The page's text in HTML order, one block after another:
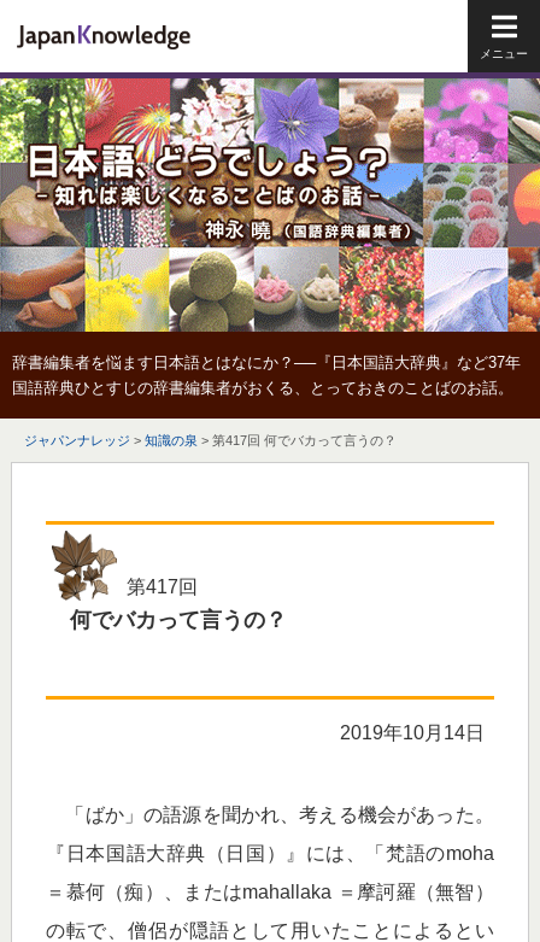
辞書編集者を悩ます日本語とはなにか？──『日本国語大辞典』など37年
国語辞典ひとすじの辞書編集者がおくる、とっておきのことばのお話。
ジャパンナレッジ > 知識の泉 > 第417回 何でバカって言うの？
第417回
何でバカって言うの？
2019年10月14日
「ばか」の語源を聞かれ、考える機会があった。
『日本国語大辞典（日国）』には、「梵語のmoha
＝慕何（痴）、またはmahallaka ＝摩訶羅（無智）
の転で、僧侶が隠語として用いたことによるとい